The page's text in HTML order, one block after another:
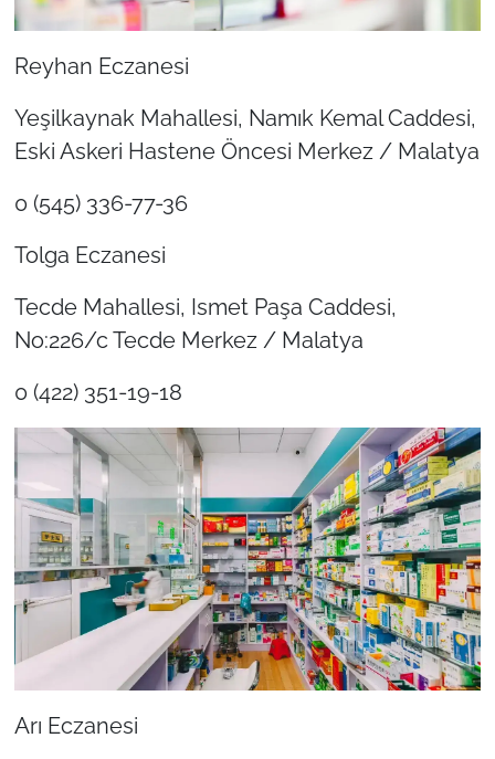
Reyhan Eczanesi
Yeşilkaynak Mahallesi, Namık Kemal Caddesi,
Eski Askeri Hastene Öncesi Merkez / Malatya
0 (545) 336-77-36
Tolga Eczanesi
Tecde Mahallesi, Ismet Paşa Caddesi,
No:226/c Tecde Merkez / Malatya
0 (422) 351-19-18
Arı Eczanesi